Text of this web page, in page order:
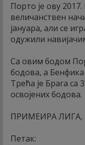
Порто је ову
величанствен
јануара, али се
одужили
Са овим бодом
бодова, а
Трећа је Брага са
освојених бодова.
ПРИМЕИРА ЛИГА,
Петак: